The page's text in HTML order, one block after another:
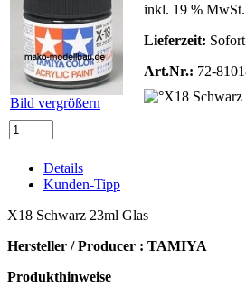
Bild vergrößern
inkl. 19 %
Lieferzeit:
Art.Nr.: 72-
Details
Kunden-Tipp
X18 Schwarz 23ml Glas
Hersteller / Producer : TAMIYA
Produkthinweise